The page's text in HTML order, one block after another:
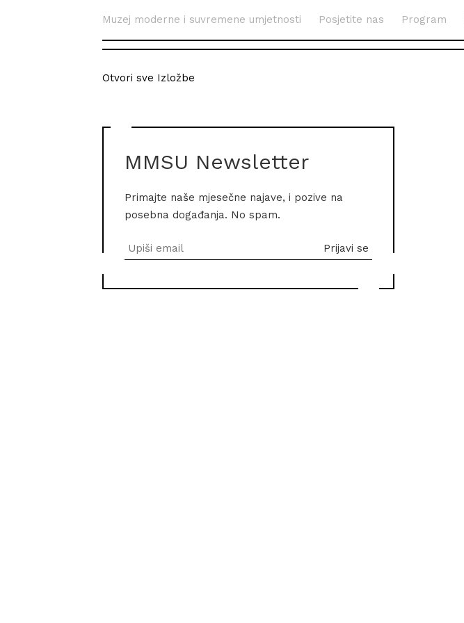
Muzej moderne i suvremene umjetnosti Posjetite nas Program
Otvori sve Izložbe
MMSU Newsletter
Primajte naše mjesečne najave, i pozive na
posebna događanja. No spam.